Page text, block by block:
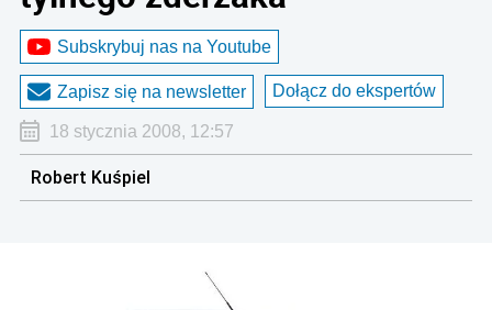
Subskrybuj nas na Youtube
Zapisz się na newsletter Dołącz do ekspertów
18 stycznia 2008, 12:57
Robert Kuśpiel